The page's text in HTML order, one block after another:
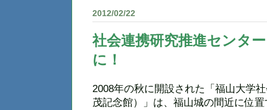
2012/02/22
社会連携研究推進センタ
に！
2008年の秋に開設された「福山大学
茂記念館）」は、福山城の間近に位